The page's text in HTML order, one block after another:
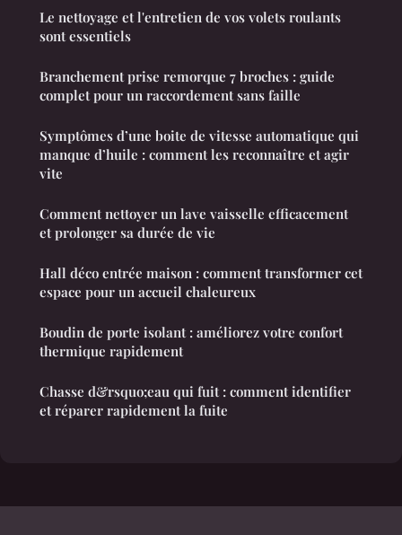
Le nettoyage et l'entretien de vos volets roulants
sont essentiels
Branchement prise remorque 7 broches : guide
complet pour un raccordement sans faille
Symptômes d’une boite de vitesse automatique qui
manque d’huile : comment les reconnaître et agir
vite
Comment nettoyer un lave vaisselle efficacement
et prolonger sa durée de vie
Hall déco entrée maison : comment transformer cet
espace pour un accueil chaleureux
Boudin de porte isolant : améliorez votre confort
thermique rapidement
Chasse d&rsquo;eau qui fuit : comment identifier
et réparer rapidement la fuite